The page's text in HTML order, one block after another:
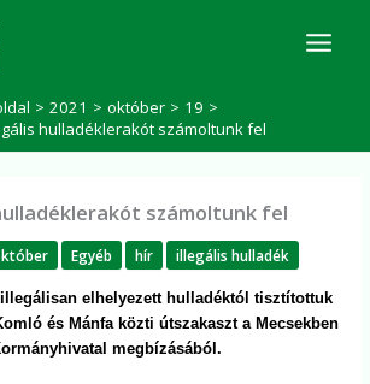
2021 október
19
hulladéklerakót számoltunk fel
számoltunk fel
Egyéb hír illegális hulladék
elhelyezett hulladéktól tisztítottuk
és Mánfa közti útszakaszt a Mecsekben
megbízásából.